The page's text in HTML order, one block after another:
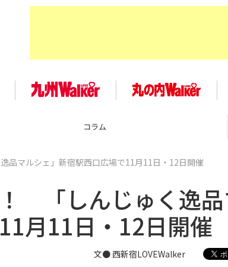
コラム
マルシェ」新宿駅西口広場で11月11日・12日開催
「しんじゅく逸
月11日・12日開催
文● 西新宿LOVEWalker